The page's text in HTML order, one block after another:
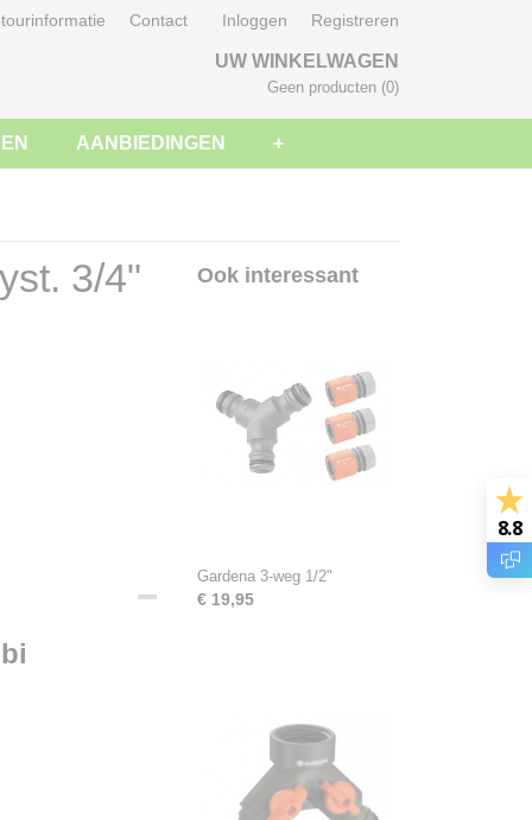
Contact Inloggen Registreren
UW WINKELWAGEN
Geen producten (0)
AANBIEDINGEN +
3/4" Ook interessant
Gardena 3-weg 1/2"
€ 19,95
8.8